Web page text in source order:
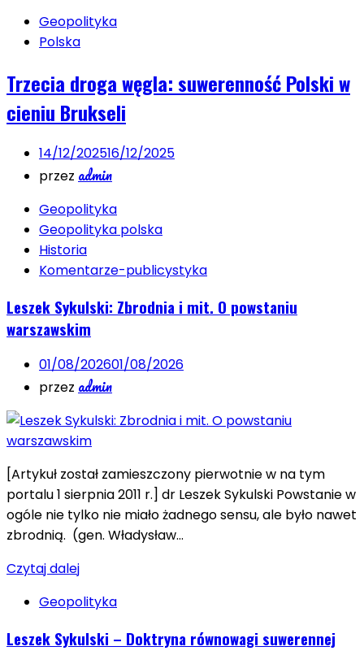
Geopolityka
Polska
Trzecia droga węgla: suwerenność Polski w
cieniu Brukseli
14/12/202516/12/2025
przez admin
Geopolityka
Geopolityka polska
Historia
Komentarze-publicystyka
Leszek Sykulski: Zbrodnia i mit. O powstaniu
warszawskim
01/08/202601/08/2026
przez admin
[Artykuł został zamieszczony pierwotnie w na tym
portalu 1 sierpnia 2011 r.] dr Leszek Sykulski Powstanie w
ogóle nie tylko nie miało żadnego sensu, ale było nawet
zbrodnią. (gen. Władysław…
Czytaj dalej
Geopolityka
Leszek Sykulski – Doktryna równowagi suwerennej